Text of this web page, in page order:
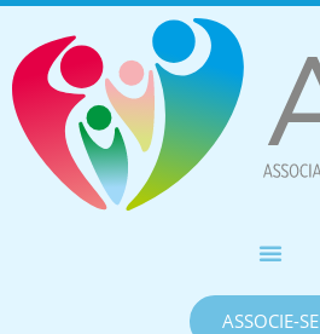
ASSOCIE-SE